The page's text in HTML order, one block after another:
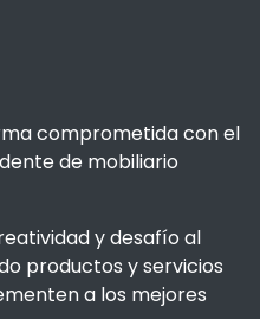
comprometida con el
de mobiliario
y desafío al
productos y servicios
a los mejores